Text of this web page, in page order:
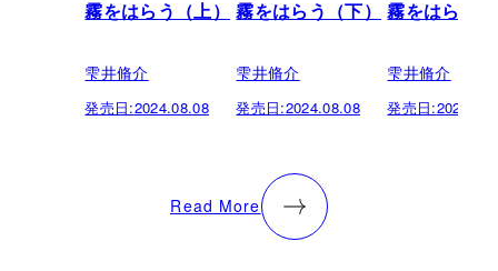
霧をはらう（上）
雫井脩介
発売日:2024.08.08
霧をはらう（下）
雫井脩介
発売日:2024.08.08
霧をはらう
雫井脩介
発売日:
Read More